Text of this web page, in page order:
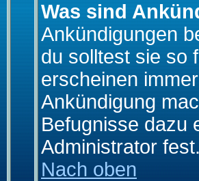
Was sind
Ankündigungen
du solltest sie so
erscheinen
Ankündigung
Befugnisse dazu
Administrator fest.
Nach oben